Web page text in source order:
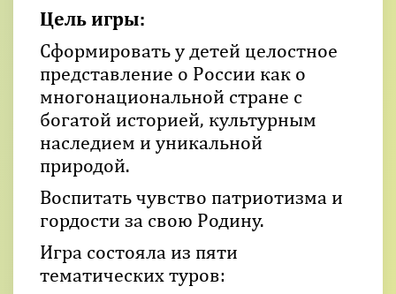
Цель игры:
Сформировать у детей целостное
представление о России как о
многонациональной стране с
богатой историей, культурным
наследием и уникальной
природой.
Воспитать чувство патриотизма и
гордости за свою Родину.
Игра состояла из пяти
тематических туров: